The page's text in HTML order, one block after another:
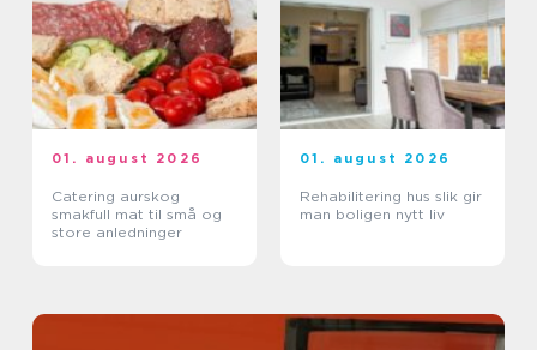
01. august 2026
Catering aurskog
smakfull mat til små og
store anledninger
01. august 2026
Rehabilitering hus slik gir
man boligen nytt liv